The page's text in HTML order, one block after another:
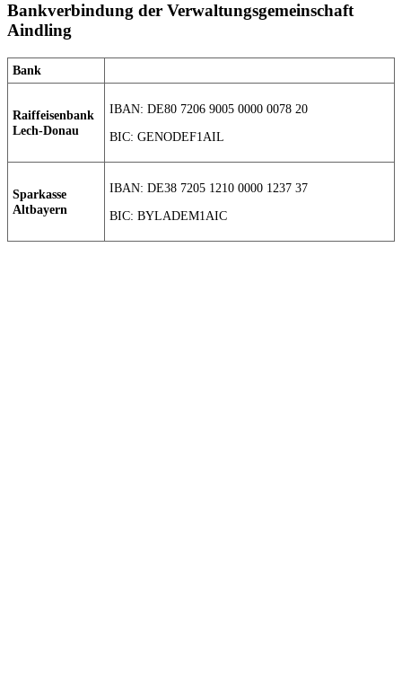
Bankverbindung der Verwaltungsgemeinschaft
Aindling
Bank
Raiffeisenbank
Lech-Donau
IBAN: DE80 7206 9005 0000 0078 20
BIC: GENODEF1AIL
Sparkasse
Altbayern
IBAN: DE38 7205 1210 0000 1237 37
BIC: BYLADEM1AIC